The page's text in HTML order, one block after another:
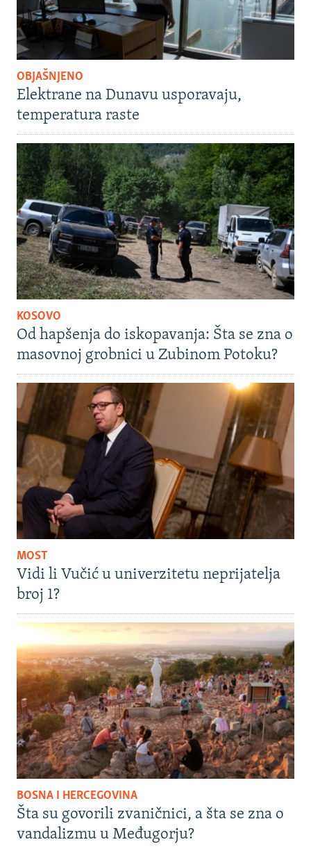
OBJAŠNJENO
Elektrane na Dunavu usporavaju,
temperatura raste
KOSOVO
Od hapšenja do iskopavanja: Šta se zna o
masovnoj grobnici u Zubinom Potoku?
MOST
Vidi li Vučić u univerzitetu neprijatelja
broj 1?
BOSNA I HERCEGOVINA
Šta su govorili zvaničnici, a šta se zna o
vandalizmu u Međugorju?